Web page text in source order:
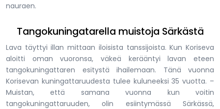
nauraen.
Tangokuningatarella muistoja Särkästä
Lava täyttyi illan mittaan iloisista tanssijoista. Kun Koriseva
aloitti oman vuoronsa, väkeä kerääntyi lavan eteen
tangokuningattaren esitystä ihailemaan. Tänä vuonna
Korisevan kuningattaruudesta tulee kuluneeksi 35 vuotta. –
Muistan, että samana vuonna kun voitin
tangokuningattaruuden, olin esiintymässä Särkässä,